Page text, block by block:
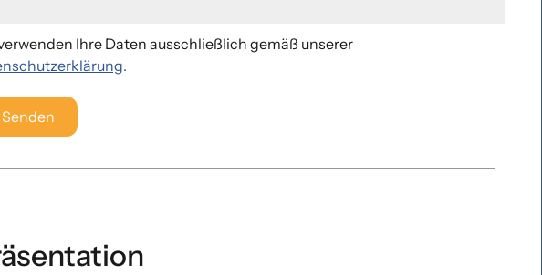
Ihre Daten ausschließlich gemäß unserer
.
Senden